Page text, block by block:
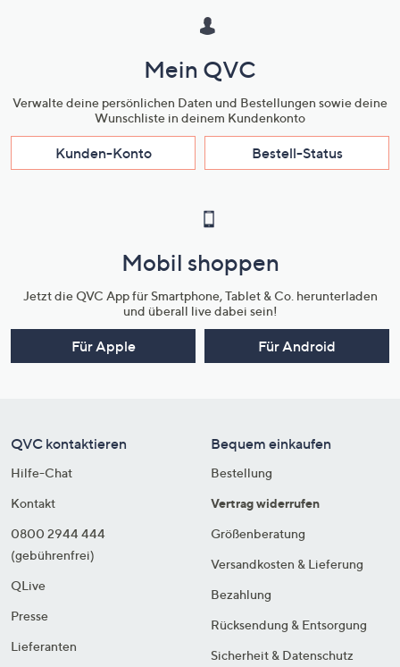
Mein QVC
Verwalte deine persönlichen Daten und Bestellungen sowie deine
Wunschliste in deinem Kundenkonto
Kunden-Konto Bestell-Status
Mobil shoppen
Jetzt die QVC App für Smartphone, Tablet & Co. herunterladen
und überall live dabei sein!
Für Apple Für Android
QVC kontaktieren
Hilfe-Chat
Kontakt
0800 2944 444
(gebührenfrei)
QLive
Presse
Lieferanten
Bequem einkaufen
Bestellung
Vertrag widerrufen
Größenberatung
Versandkosten & Lieferung
Bezahlung
Rücksendung & Entsorgung
Sicherheit & Datenschutz